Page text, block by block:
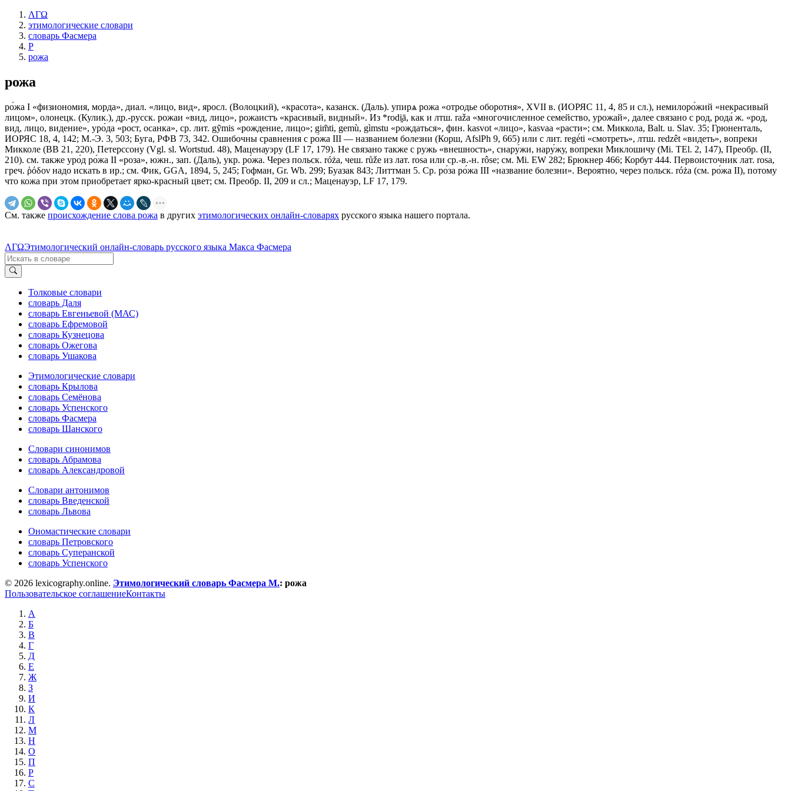
ΛΓΩ
этимологические словари
словарь Фасмера
Р
рожа
рожа
ро́жа I «физиономия, морда», диал. «лицо, вид», яросл. (Волоцкий), «красота», казанск. (Даль). упирѧ рожа «отродье оборотня», XVII в. (ИОРЯС 11, 4, 85 и сл.), немилоро́жий «некрасивый
лицом», олонецк. (Кулик.), др.-русск. рожаи «вид, лицо», рожаистъ «красивый, видный». Из *rodi̯ā, как и лтш. rаžа «многочисленное семейство, урожай», далее связано с род, рода́ ж. «род,
вид, лицо, видение», уро́да «рост, осанка», ср. лит. gỹmis «рождение, лицо»; gim̃ti, gemù, gìmstu «рождаться», фин. kasvot «лицо», kasvaa «расти»; см. Миккола, Ваlt. u. Slav. 35; Грюненталь,
ИОРЯС 18, 4, 142; М.-Э. 3, 503; Буга, РФВ 73, 342. Ошибочны сравнения с ро́жа III — названием болезни (Корш, AfslPh 9, 665) или с лит. regė́ti «смотреть», лтш. redzêt «видеть», вопреки
Микколе (ВВ 21, 220), Петерссону (Vgl. sl. Wortstud. 48), Маценауэру (LF 17, 179). Не связано также с ружь «внешность», снару́жи, нару́жу, вопреки Миклошичу (Мi. ТЕl. 2, 147), Преобр. (II,
210). см. также уро́д ро́жа II «роза», южн., зап. (Даль), укр. ро́жа. Через польск. róża, чеш. růžе из лат. rosa или ср.-в.-н. rôse; см. Мi. ЕW 282; Брюкнер 466; Корбут 444. Первоисточник лат. rоsа,
греч. ῥόδον надо искать в ир.; см. Фик, GGA, 1894, 5, 245; Гофман, Gr. Wb. 299; Буазак 843; Литтман 5. Ср. ро́за ро́жа III «название болезни». Вероятно, через польск. różа (см. ро́жа II), потому
что кожа при этом приобретает ярко-красный цвет; см. Преобр. II, 209 и сл.; Маценауэр, LF 17, 179.
См. также происхождение слова рожа в других этимологических онлайн-словарях русского языка нашего портала.
ΛΓΩЭтимологический онлайн-словарь русского языка Макса Фасмера
Толковые словари
словарь Даля
словарь Евгеньевой (МАС)
словарь Ефремовой
словарь Кузнецова
словарь Ожегова
словарь Ушакова
Этимологические словари
словарь Крылова
словарь Семёнова
словарь Успенского
словарь Фасмера
словарь Шанского
Словари синонимов
словарь Абрамова
словарь Александровой
Словари антонимов
словарь Введенской
словарь Львова
Ономастические словари
словарь Петровского
словарь Суперанской
словарь Успенского
© 2026 lexicography.online. Этимологический словарь Фасмера М.: рожа
Пользовательское соглашениеКонтакты
А
Б
В
Г
Д
Е
Ж
З
И
К
Л
М
Н
О
П
Р
С